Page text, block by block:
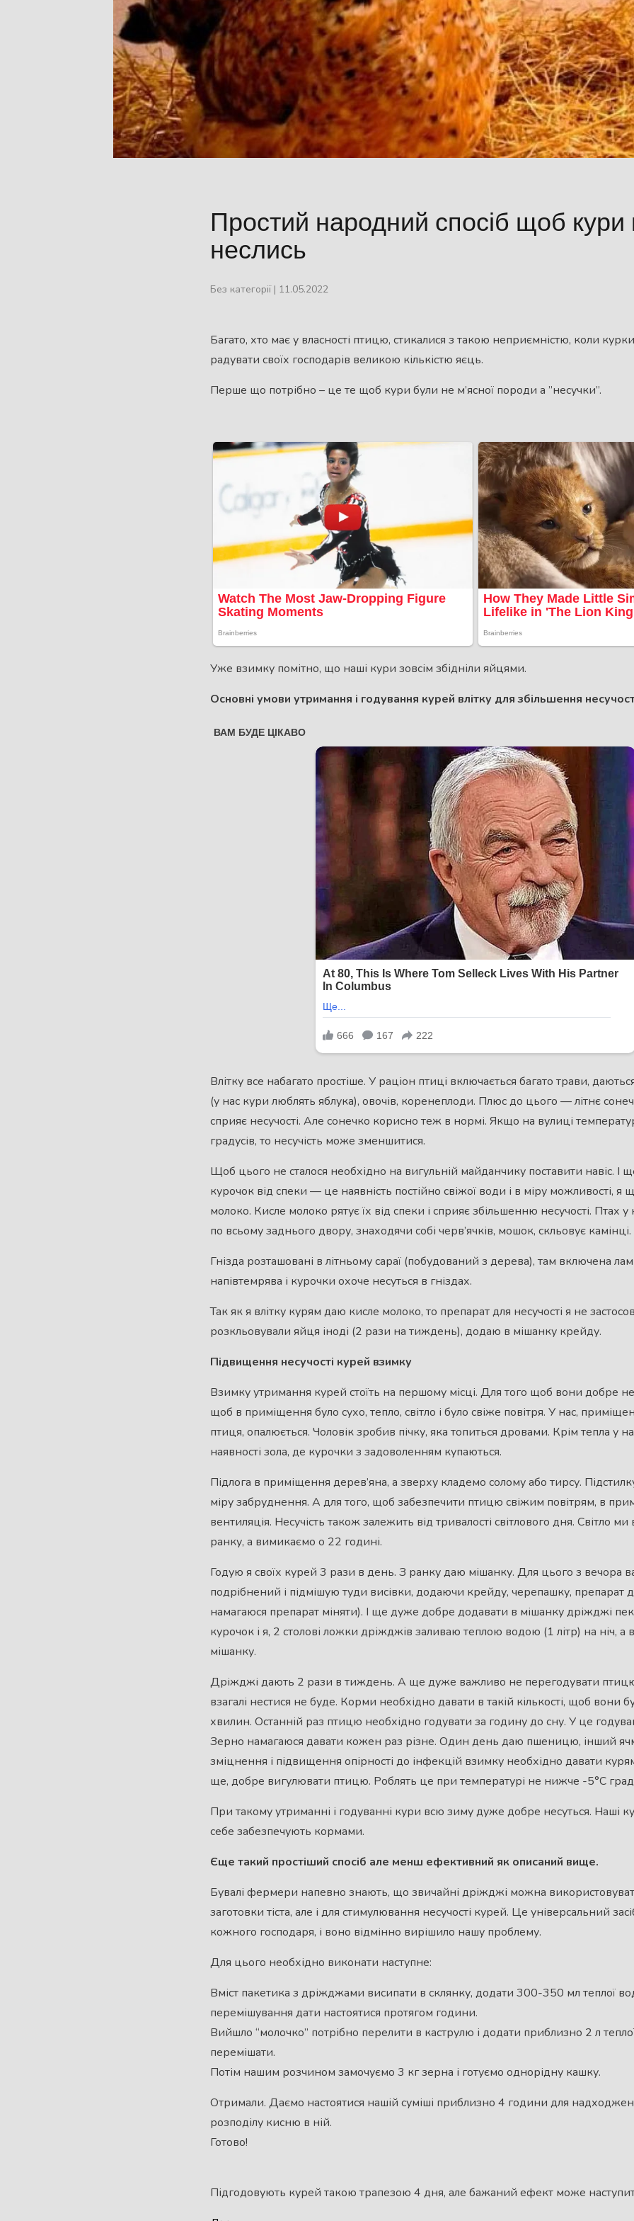
Простий народний спосіб щоб
неслись
Без категорії | 11.05.2022
Багато, хто має у власності птицю, стикалися з такою неприємністю, коли
радувати своїх господарів великою кількістю яєць.
Перше що потрібно – це те щоб кури були не м’ясної породи а ”несучки”.
Уже взимку помітно, що наші кури зовсім збідніли яйцями.
Основні умови утримання і годування курей влітку для збільшення
Влітку все набагато простіше. У раціон птиці включається багато трави,
(у нас кури люблять яблука), овочів, коренеплоди. Плюс до цього — літнє
сприяє несучості. Але сонечко корисно теж в нормі. Якщо на вулиці
градусів, то несучість може зменшитися.
Щоб цього не сталося необхідно на вигульній майданчику поставити навіс. І
курочок від спеки — це наявність постійно свіжої води і в міру можливості, я
молоко. Кисле молоко рятує їх від спеки і сприяє збільшенню несучості. Птах у
по всьому заднього двору, знаходячи собі черв’ячків, мошок, скльовує камінці.
Гнізда розташовані в літньому сараї (побудований з дерева), там включена
напівтемрява і курочки охоче несуться в гніздах.
Так як я влітку курям даю кисле молоко, то препарат для несучості я не
розкльовували яйця іноді (2 рази на тиждень), додаю в мішанку крейду.
Підвищення несучості курей взимку
Взимку утримання курей стоїть на першому місці. Для того щоб вони добре
щоб в приміщення було сухо, тепло, світло і було свіже повітря. У нас,
птиця, опалюється. Чоловік зробив пічку, яка топиться дровами. Крім тепла у
наявності зола, де курочки з задоволенням купаються.
Підлога в приміщення дерев’яна, а зверху кладемо солому або тирсу.
міру забруднення. А для того, щоб забезпечити птицю свіжим повітрям, в
вентиляція. Несучість також залежить від тривалості світлового дня. Світло
ранку, а вимикаємо о 22 годині.
Годую я своїх курей 3 рази в день. З ранку даю мішанку. Для цього з вечора
подрібнений і підмішую туди висівки, додаючи крейду, черепашку, препарат
намагаюся препарат міняти). І ще дуже добре додавати в мішанку дріжджі
курочок і я, 2 столові ложки дріжджів заливаю теплою водою (1 літр) на ніч,
мішанку.
Дріжджі дають 2 рази в тиждень. А ще дуже важливо не перегодувати
взагалі нестися не буде. Корми необхідно давати в такій кількості, щоб вони
хвилин. Останній раз птицю необхідно годувати за годину до сну. У це
Зерно намагаюся давати кожен раз різне. Один день даю пшеницю, інший
зміцнення і підвищення опірності до інфекцій взимку необхідно давати
ще, добре вигулювати птицю. Роблять це при температурі не нижче -5°С
При такому утриманні і годуванні кури всю зиму дуже добре несуться. Наші
себе забезпечують кормами.
Єще такий простіший спосіб але менш ефективний як описаний вище.
Бувалі фермери напевно знають, що звичайні дріжджі можна
заготовки тіста, але і для стимулювання несучості курей. Це універсальний
кожного господаря, і воно відмінно вирішило нашу проблему.
Для цього необхідно виконати наступне:
Вміст пакетика з дріжджами висипати в склянку, додати 300-350 мл теплої
перемішування дати настоятися протягом години.
Вийшло “молочко” потрібно перелити в каструлю і додати приблизно 2 л
перемішати.
Потім нашим розчином замочуємо 3 кг зерна і готуємо однорідну кашку.
Отримали. Даємо настоятися нашій суміші приблизно 4 години для
розподілу кисню в ній.
Готово!
Підгодовують курей такою трапезою 4 дня, але бажаний ефект може